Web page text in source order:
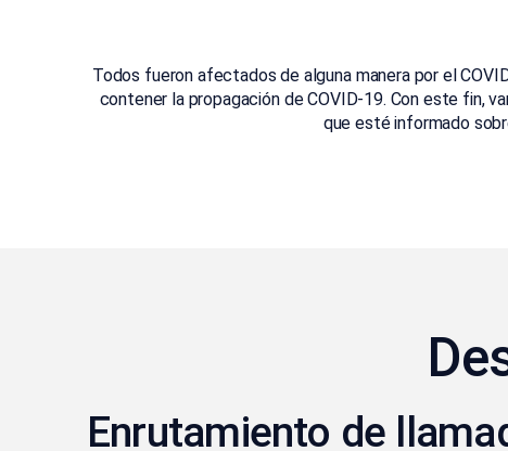
Todos fueron afectados de alguna manera por el
contener la propagación de COVID-19. Con este fin,
que esté informado
Enrutamiento de